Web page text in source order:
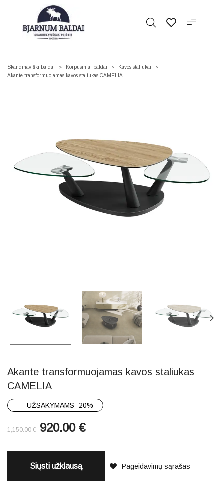
Skandinaviški baldai > Korpusiniai baldai > Kavos staliukai >
Akante transformuojamas kavos staliukas CAMELIA
Akante transformuojamas kavos staliukas
CAMELIA
UŽSAKYMAMS -20%
1,150.00€ 920.00 €
Siųsti užklausą Pageidavimų sąrašas